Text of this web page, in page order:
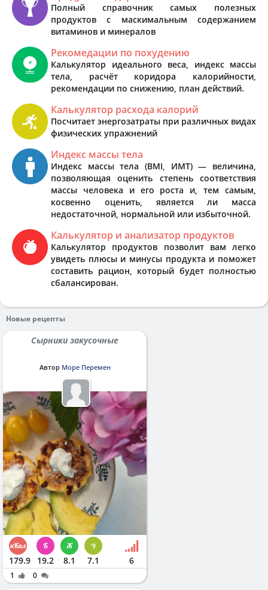
Полный справочник самых полезных
продуктов с маскимальным содержанием
витаминов и минералов
Рекомедации по похудению
Калькулятор идеального веса, индекс массы
тела, расчёт коридора калорийности,
рекомендации по снижению, план действий.
Калькулятор расхода калорий
Посчитает энергозатраты при различных видах
физических упражнений
Индекс массы тела
Индекс массы тела (BMI, ИМТ) — величина,
позволяющая оценить степень соответствия
массы человека и его роста и, тем самым,
косвенно оценить, является ли масса
недостаточной, нормальной или избыточной.
Калькулятор и анализатор продуктов
Калькулятор продуктов позволит вам легко
увидеть плюсы и минусы продукта и поможет
составить рацион, который будет полностью
сбалансирован.
Новые рецепты
Сырники закусочные
Автор Море Перемен
179.9 19.2 8.1 7.1 6
1 0